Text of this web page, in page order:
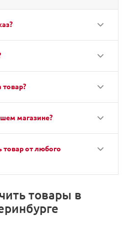
товар?
магазине?
товар от любого
товары в